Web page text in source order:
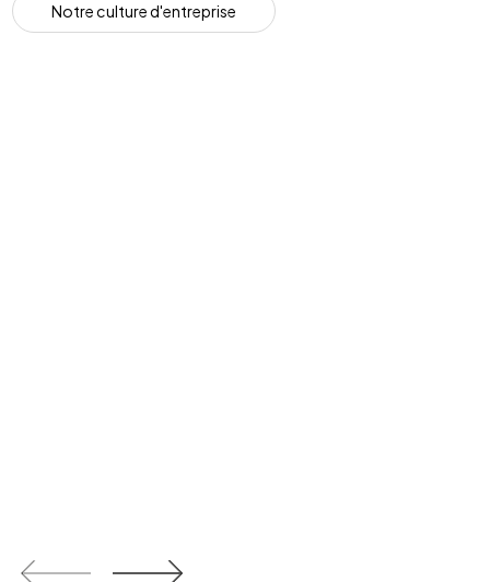
Notrecultured'entreprise